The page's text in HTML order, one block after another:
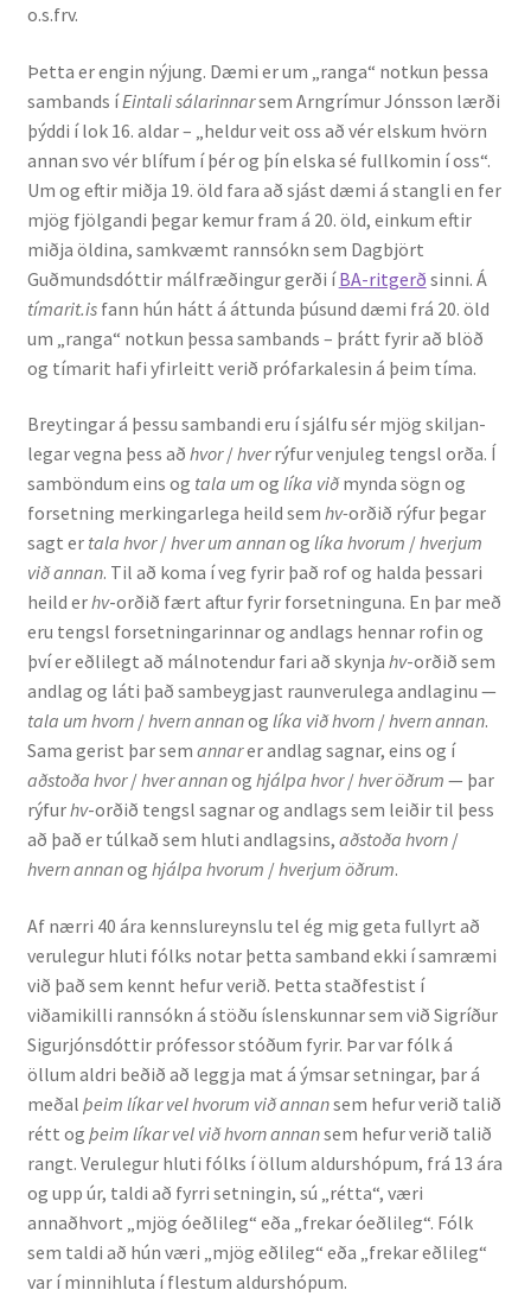
o.s.frv.
Þetta er engin nýjung. Dæmi er um „ranga“ notkun þessa
sambands íEintali sálarinnarsem Arngrímur Jónsson lærði
þýddi í lok 16. aldar – „heldur veit oss að vér elskum hvörn
annan svo vér blífum í þér og þín elska sé fullkomin í oss“.
Um og eftir miðja 19. öld fara að sjást dæmi á stangli en fer
mjög fjölgandi þegar kemur fram á 20. öld, einkum eftir
miðja öldina, samkvæmt rannsókn sem Dagbjört
Guðmunds­dóttir málfræðingur gerði íBA-ritgerð sinni. Á
tímarit.isfann hún hátt á áttunda þúsund dæmi frá 20. öld
um „ranga“ notkun þessa sambands – þrátt fyrir að blöð
og tímarit hafi yfir­leitt verið prófarkalesin á þeim tíma.
Breytingar á þessu sambandi eru í sjálfu sér mjög skiljan­
legar vegna þess að hvor/hverrýfur venjuleg tengsl orða. Í
samböndum eins og tala um og líka viðmynda sögn og
forsetning merkingarlega heild sem hv-orðið rýfur þegar
sagt er tala hvor/hver um annanog líka hvorum /hverjum
við annan. Til að koma í veg fyrir það rof og halda þessari
heild erhv-orðið fært aftur fyrir forsetninguna. En þar með
eru tengsl for­setn­ingarinnar og andlags hennar rofin og
því er eðlilegt að málnotendur fari að skynja hv-orðið sem
andlag og láti það sambeygjast raunverulega andlag­inu —
tala um hvorn /hvern annanog líka við hvorn /hvern annan.
Sama gerist þar sem annarer andlag sagnar, eins og í
aðstoða hvor/hver annanog hjálpa hvor/hver öðrum — þar
rýfurhv-orðið tengsl sagnar og andlags sem leiðir til þess
að það er túlkað sem hluti andlagsins, aðstoða hvorn /
hvern annanog hjálpa hvorum /hverjum öðrum.
Af nærri 40 ára kennslu­reynslu tel ég mig geta fullyrt að
verulegur hluti fólks notar þetta samband ekki í samræmi
við það sem kennt hefur verið. Þetta staðfestist í
viðamikilli rannsókn á stöðu ís­lensk­unnar sem við Sigríður
Sigurjónsdóttir prófessor stóðum fyrir. Þar var fólk á
öllum aldri beðið að leggja mat á ýmsar setningar, þar á
meðal þeim líkar vel hvorum við annansem hefur verið talið
rétt og þeim líkar vel við hvorn annansem hefur verið talið
rangt. Verulegur hluti fólks í öllum aldurshópum, frá 13 ára
og upp úr, taldi að fyrri setningin, sú „rétta“, væri
annaðhvort „mjög óeðli­leg“ eða „frekar óeðlileg“. Fólk
sem taldi að hún væri „mjög eðlileg“ eða „frekar eðlileg“
var í minnihluta í flestum aldurshópum.